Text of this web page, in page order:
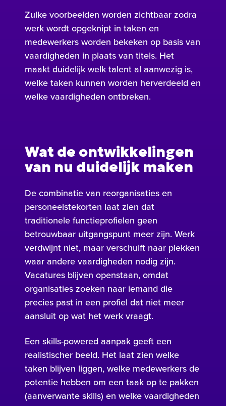
Zulke voorbeelden worden zichtbaar zodra
werk wordt opgeknipt in taken en
medewerkers worden bekeken op basis van
vaardigheden in plaats van titels. Het
maakt duidelijk welk talent al aanwezig is,
welke taken kunnen worden herverdeeld en
welke vaardigheden ontbreken.
Wat de ontwikkelingen
van nu duidelijk maken
De combinatie van reorganisaties en
personeelstekorten laat zien dat
traditionele functieprofielen geen
betrouwbaar uitgangspunt meer zijn. Werk
verdwijnt niet, maar verschuift naar plekken
waar andere vaardigheden nodig zijn.
Vacatures blijven openstaan, omdat
organisaties zoeken naar iemand die
precies past in een profiel dat niet meer
aansluit op wat het werk vraagt.
Een skills-powered aanpak geeft een
realistischer beeld. Het laat zien welke
taken blijven liggen, welke medewerkers de
potentie hebben om een taak op te pakken
(aanverwante skills) en welke vaardigheden